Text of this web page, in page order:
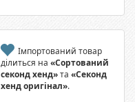
Імпортований товар
ділиться на «Сортований
секонд хенд»та «Секонд
хенд оригінал».